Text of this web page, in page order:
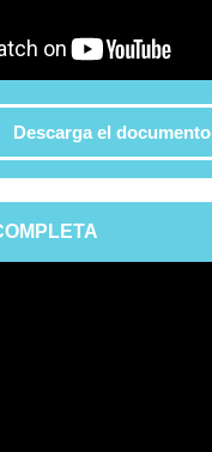
Descarga el documento